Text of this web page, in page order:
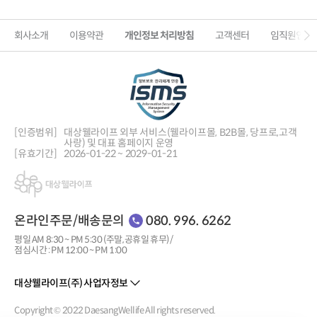
회사소개 이용약관 개인정보 처리방침 고객센터 임직원인증
온라인주문/배송문의 080. 996. 6262
평일 AM 8:30 ~ PM 5:30 (주말, 공휴일 휴무) /
점심시간 : PM 12:00 ~ PM 1:00
[인증범위] 대상웰라이프 외부 서비스(웰라이프몰, B2B몰, 당프로,고객
사랑) 및 대표 홈페이지 운영
[유효기간]
2026-01-22 ~ 2029-01-21
대상웰라이프(주) 사업자정보
Copyright © 2022 DaesangWellife All rights reserved.